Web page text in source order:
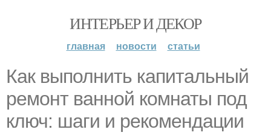
ИНТЕРЬЕР И ДЕКОР
главная новости статьи
Как выполнить капитальный
ремонт ванной комнаты под
ключ: шаги и рекомендации